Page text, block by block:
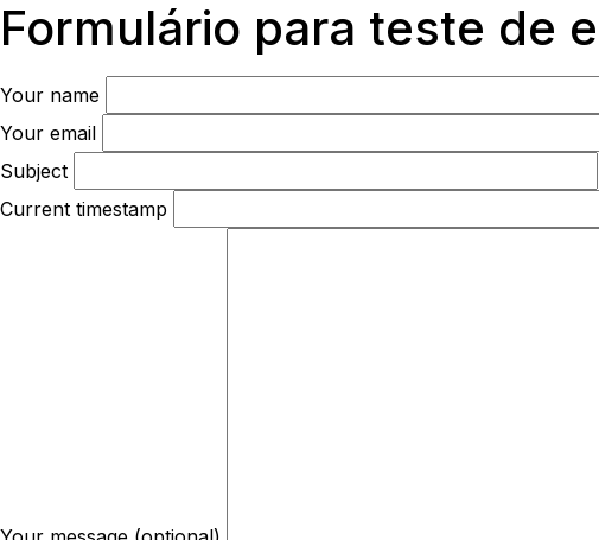
Formulário para teste de
Your name
Your email
Subject
Current timestamp